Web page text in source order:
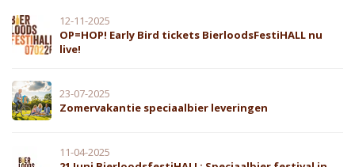
12-11-2025
OP=HOP! Early Bird tickets BierloodsFestiHALL nu
live!
23-07-2025
Zomervakantie speciaalbier leveringen
11-04-2025